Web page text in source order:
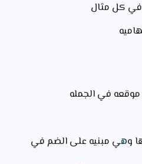
في كل مثال
في الجمله
وهي مبنيه على الضم في